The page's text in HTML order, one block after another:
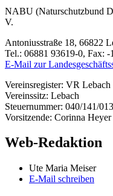
NABU (Naturschutzbund
V.
Antoniusstraße 18, 66822
Tel.: 06881 93619-0, Fax: -
E-Mail zur
Vereinsregister: VR Lebach
Vereinssitz: Lebach
Steuernummer: 040/141/
Vorsitzende: Corinna Heyer
Web-Redaktion
Ute Maria Meiser
E-Mail schreiben